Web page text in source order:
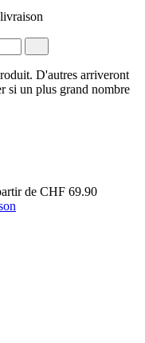
D'autres arriveront
si un plus grand nombre
de CHF 69.90